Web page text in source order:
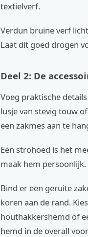
textielverf.
Verdun bruine verf
Laat dit goed drogen
Deel 2: De
Voeg praktische
lusje van stevig touw
een zakmes aan te
Een strohoed is het
maak hem persoonlijk.
Bind er een geruite
koren aan de rand.
houthakkershemd of
hemd in de overall